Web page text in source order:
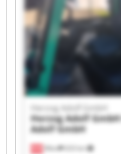
GmbH Herzog Adolf GmbH
Wien 633 km
Herzog Adolf GmbH
Herzog Adolf GmbH
Adolf GmbH